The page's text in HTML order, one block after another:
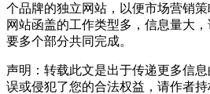
个品牌的独立网站，以便市场营销
网站函盖的工作类型多，信息量大
要多个部分共同完成。
声明：转载此文是出于传递更多信
误或侵犯了您的合法权益，请作者